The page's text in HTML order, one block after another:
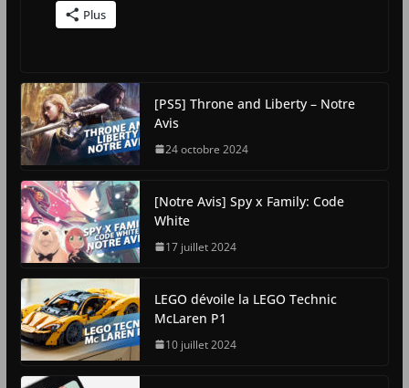
Plus
[PS5] Throne and Liberty – Notre
Avis
24 octobre 2024
[Notre Avis] Spy x Family: Code
White
17 juillet 2024
LEGO dévoile la LEGO Technic
McLaren P1
10 juillet 2024